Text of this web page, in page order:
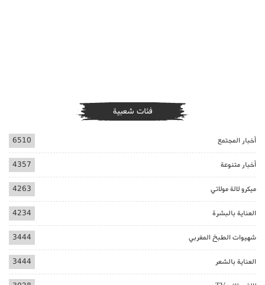
فئات شعبية
أخبار المجتمع 6510
أخبار متنوعة 4357
ميكرو لالة مولاتي 4263
العناية بالبشرة 4234
شهيوات الطبخ المغربي 3444
العناية بالشعر 3444